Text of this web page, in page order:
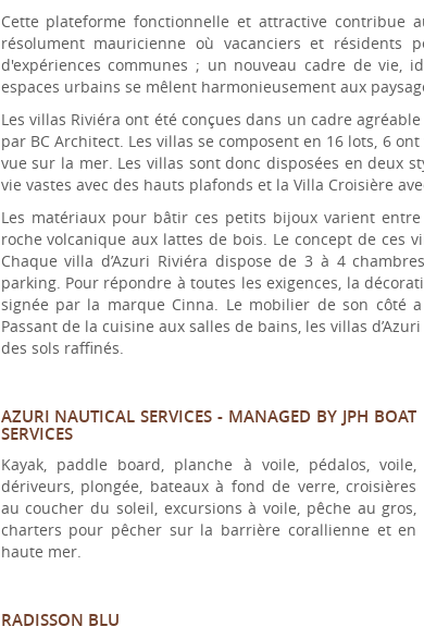
Cette plateforme fonctionnelle et attractive contribue
résolument mauricienne où vacanciers et résidents
d'expériences communes ; un nouveau cadre de
espaces urbains se mêlent harmonieusement aux
Les villas Riviéra ont été conçues dans un cadre
par BC Architect. Les villas se composent en 16 lots, 6
vue sur la mer. Les villas sont donc disposées en deux
vie vastes avec des hauts plafonds et la Villa Croisière
Les matériaux pour bâtir ces petits bijoux varient
roche volcanique aux lattes de bois. Le concept de ces
Chaque villa d’Azuri Riviéra dispose de 3 à 4
parking. Pour répondre à toutes les exigences, la
signée par la marque Cinna. Le mobilier de son côté
Passant de la cuisine aux salles de bains, les villas
des sols raffinés.
AZURI NAUTICAL SERVICES - MANAGED BY JPH BOAT
SERVICES
Kayak, paddle board, planche à voile, pédalos, voile,
dériveurs, plongée, bateaux à fond de verre, croisières
au coucher du soleil, excursions à voile, pêche au gros,
charters pour pêcher sur la barrière corallienne et en
haute mer.
RADISSON BLU